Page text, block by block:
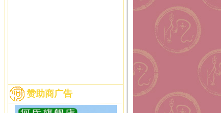
赞助商广告